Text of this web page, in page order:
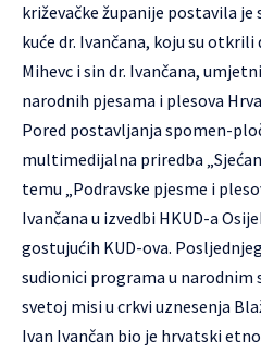
križevačke županije postavila
kuće dr. Ivančana, koju su
Mihevc i sin dr. Ivančana,
narodnih pjesama i plesova
Pored postavljanja spomen-
multimedijalna priredba
temu „Podravske pjesme i
Ivančana u izvedbi HKUD-a
gostujućih KUD-ova.
sudionici programa u narodnim
svetoj misi u crkvi uznesenja
Ivan Ivančan bio je hrvatski